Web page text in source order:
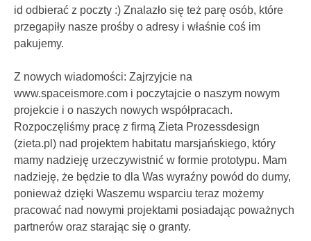
id odbierać z poczty :) Znalazło się też parę osób, które
przegapiły nasze prośby o adresy i właśnie coś im
pakujemy.
Z nowych wiadomości: Zajrzyjcie na
www.spaceismore.com i poczytajcie o naszym nowym
projekcie i o naszych nowych współpracach.
Rozpoczęliśmy pracę z firmą Zieta Prozessdesign
(zieta.pl) nad projektem habitatu marsjańskiego, który
mamy nadzieję urzeczywistnić w formie prototypu. Mam
nadzieję, że będzie to dla Was wyraźny powód do dumy,
ponieważ dzięki Waszemu wsparciu teraz możemy
pracować nad nowymi projektami posiadając poważnych
partnerów oraz starając się o granty.